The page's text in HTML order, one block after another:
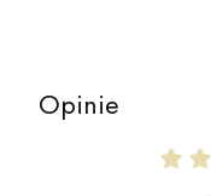
Opinie